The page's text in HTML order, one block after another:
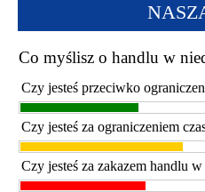
Co myślisz o handlu w
Czy jesteś przeciwko
Czy jesteś za ograniczeniem
Czy jesteś za zakazem handlu